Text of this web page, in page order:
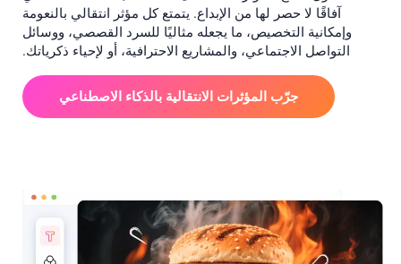
آفاقًا لا حصر لها من الإبداع. يتمتع كل مؤثر انتقالي بالنعومة
وإمكانية التخصيص، ما يجعله مثاليًا للسرد القصصي، ووسائل
التواصل الاجتماعي، والمشاريع الاحترافية، أو لإحياء ذكرياتك.
جرّب المؤثرات الانتقالية بالذكاء الاصطناعي